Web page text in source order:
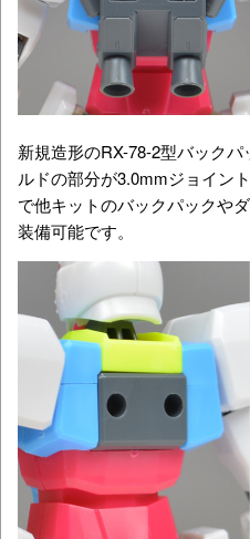
新規造形のRX-78-2型バック
ルドの部分が3.0mmジョイン
で他キットのバックパックや
装備可能です。